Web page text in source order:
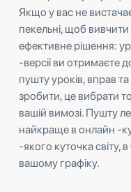
Якщо у вас не
пекельні, щоб
ефективне рішення:
-версії ви отримаєте
пушту уроків, вправ
зробити, це вибрати
вашій вимозі. Пушту
найкраще в онлайн -
-якого куточка світу,
вашому графіку.